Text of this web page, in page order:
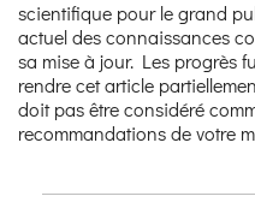
scientifique pour le grand
actuel des connaissances
sa mise à jour. Les progrès
rendre cet article
doit pas être considéré
recommandations de votre